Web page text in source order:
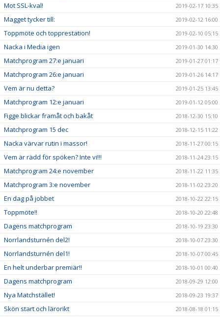
Mot SSL-kval! 2019-02-17 10:35
Magget tycker till: 2019-02-12 16:00
Toppmöte och topprestation! 2019-02-10 05:15
Nacka i Media igen 2019-01-30 14:30
Matchprogram 27:e januari 2019-01-27 01:17
Matchprogram 26:e januari 2019-01-26 14:17
Vem är nu detta? 2019-01-25 13:45
Matchprogram 12:e januari 2019-01-12 05:00
Figge blickar framåt och bakåt 2018-12-30 15:10
Matchprogram 15 dec 2018-12-15 11:22
Nacka värvar rutin i massor! 2018-11-27 00:15
Vem är rädd för spöken? Inte vi!!! 2018-11-24 23:15
Matchprogram 24:e november 2018-11-22 11:35
Matchprogram 3:e november 2018-11-02 23:20
En dag på jobbet 2018-10-22 22:15
Toppmöte!! 2018-10-20 22:48
Dagens matchprogram 2018-10-19 23:30
Norrlandsturnén del2! 2018-10-07 23:30
Norrlandsturnén del1! 2018-10-07 00:45
En helt underbar premiär!! 2018-10-01 00:40
Dagens matchprogram 2018-09-29 12:00
Nya Matchstället! 2018-09-23 19:37
Skön start och lärorikt 2018-08-18 01:15